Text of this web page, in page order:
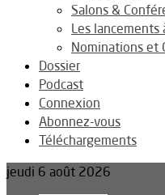
Salons &
Les lancements
Nominations et
Dossier
Podcast
Connexion
Abonnez-vous
Téléchargements
jeudi 6 août 2026